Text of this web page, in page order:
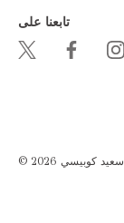
تابعنا على
© 2026 سعيد كوبيسي